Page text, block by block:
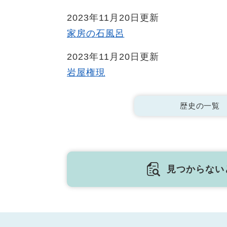
2023年11月20日更新
家房の石風呂
2023年11月20日更新
岩屋権現
歴史の一覧
見つからな